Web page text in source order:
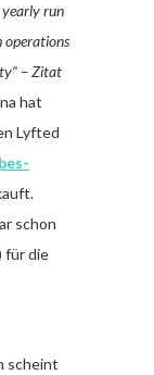
yearly run
– Zitat
hat
Lyfted
schon
für die
scheint